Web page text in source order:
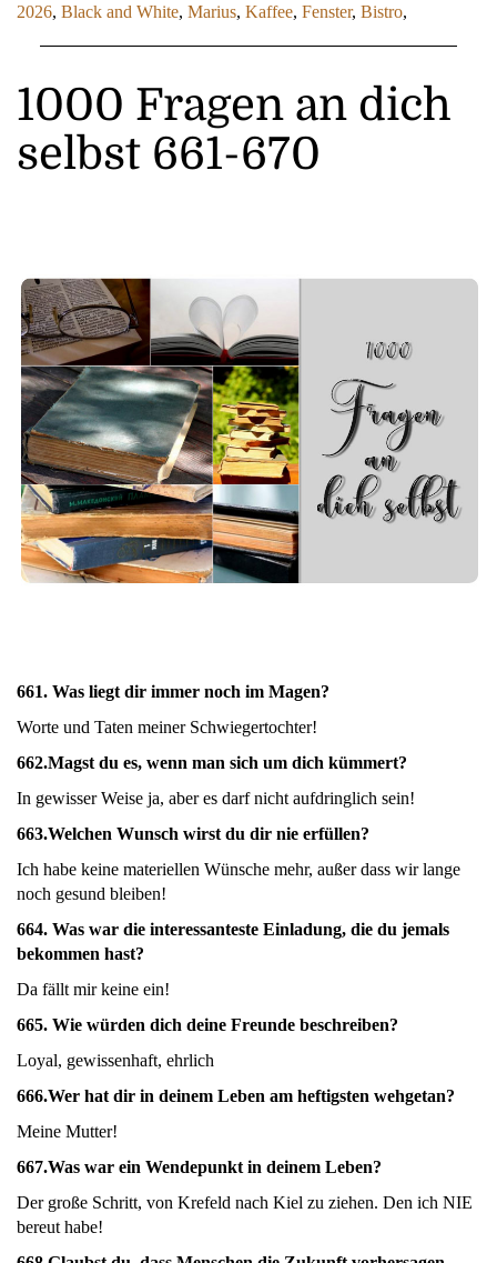
2026, Black and White, Marius, Kaffee, Fenster, Bistro,
1000 Fragen an dich
selbst 661-670
661. Was liegt dir immer noch im Magen?
Worte und Taten meiner Schwiegertochter!
662.Magst du es, wenn man sich um dich kümmert?
In gewisser Weise ja, aber es darf nicht aufdringlich sein!
663.Welchen Wunsch wirst du dir nie erfüllen?
Ich habe keine materiellen Wünsche mehr, außer dass wir lange
noch gesund bleiben!
664. Was war die interessanteste Einladung, die du jemals
bekommen hast?
Da fällt mir keine ein!
665. Wie würden dich deine Freunde beschreiben?
Loyal, gewissenhaft, ehrlich
666.Wer hat dir in deinem Leben am heftigsten wehgetan?
Meine Mutter!
667.Was war ein Wendepunkt in deinem Leben?
Der große Schritt, von Krefeld nach Kiel zu ziehen. Den ich NIE
bereut habe!